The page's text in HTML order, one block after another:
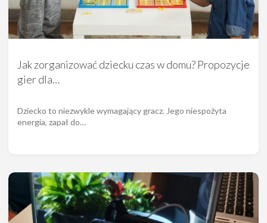
Jak zorganizować dziecku czas w domu? Propozycje
gier dla…
Dziecko to niezwykle wymagający gracz. Jego niespożyta
energia, zapał do…